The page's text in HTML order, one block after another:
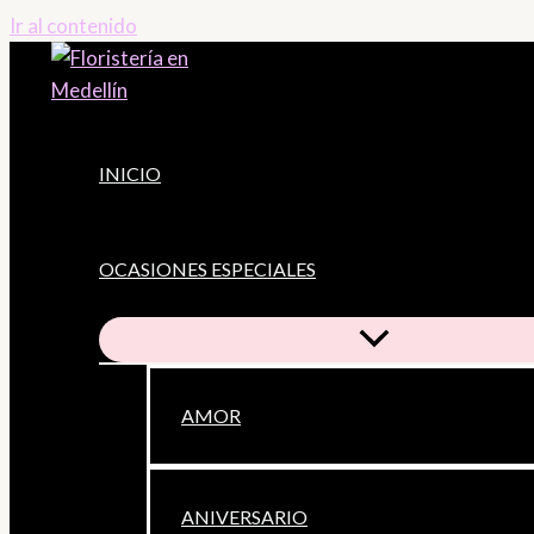
Ir al contenido
INICIO
OCASIONES ESPECIALES
AMOR
ANIVERSARIO